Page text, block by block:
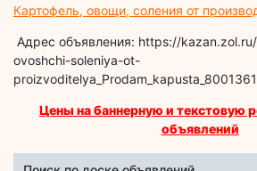
Картофель, овощи, соления от
Адрес объявления: https://
ovoshchi-soleniya-ot-
Цены на баннерную и текстовую
объявлений